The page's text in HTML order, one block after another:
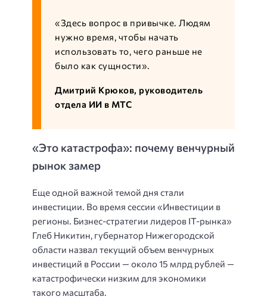
«Здесь вопрос в привычке. Людям
нужно время, чтобы начать
использовать то, чего раньше не
было как сущности».
Дмитрий Крюков, руководитель
отдела ИИ в МТС
«Это катастрофа»: почему венчурный
рынок замер
Еще одной важной темой дня стали
инвестиции. Во время сессии «Инвестиции в
регионы. Бизнес-стратегии лидеров IT-рынка»
Глеб Никитин, губернатор Нижегородской
области назвал текущий объем венчурных
инвестиций в России — около 15 млрд рублей —
катастрофически низким для экономики
такого масштаба.